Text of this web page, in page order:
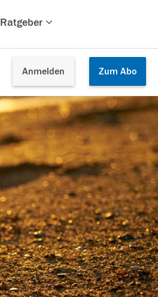
Ratgeber
Anmelden Zum Abo